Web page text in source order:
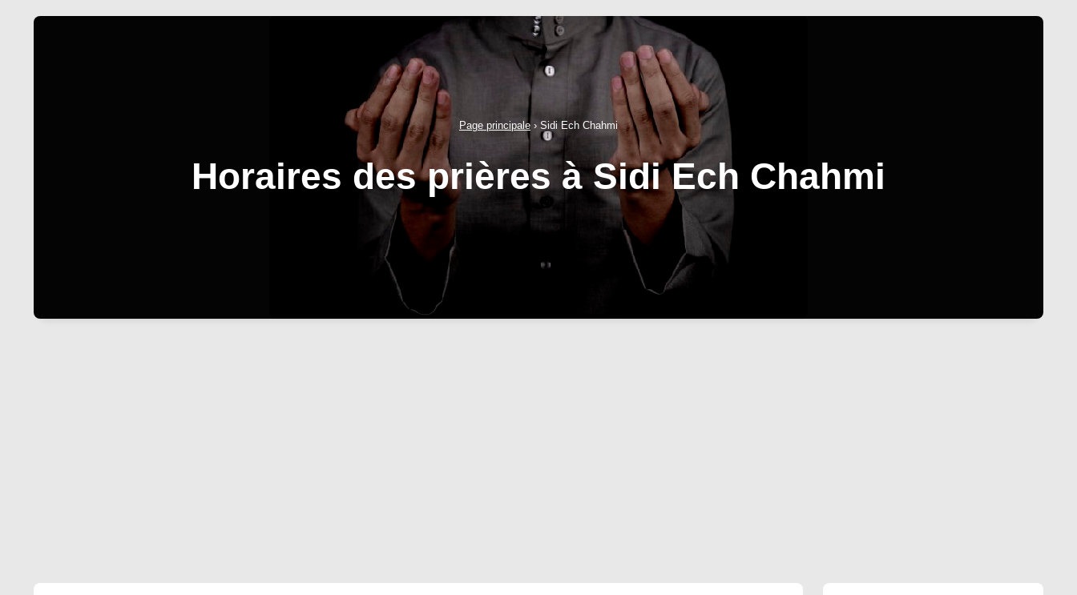
Page principale › Sidi Ech Chahmi
Horaires des prières à Sidi Ech Chahmi